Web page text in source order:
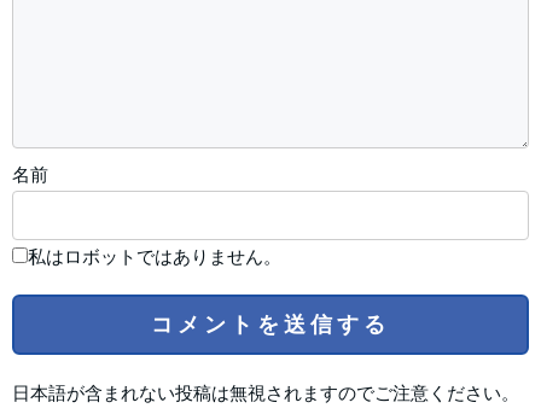
名前
私はロボットではありません。
日本語が含まれない投稿は無視されますのでご注意ください。